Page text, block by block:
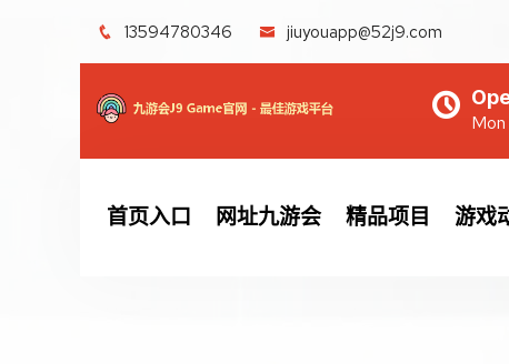
13594780346 jiuyouapp@52j9.com
首页入口 网址九游会 精品项目 游戏